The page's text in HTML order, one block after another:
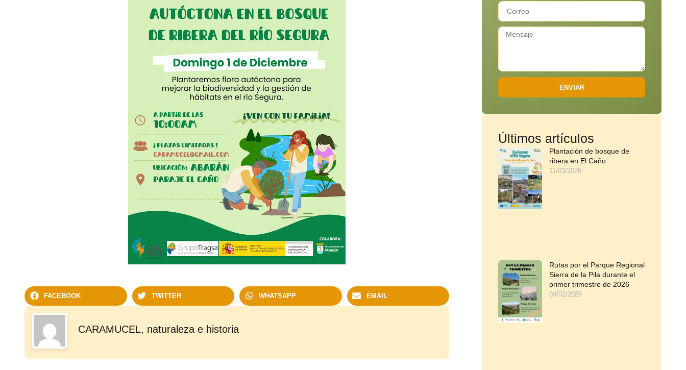
FACEBOOK TWITTER WHATSAPP EMAIL
CARAMUCEL, naturaleza e historia
ENVIAR
Últimos artículos
Plantación de bosque de
ribera en El Caño
11/03/2026
Rutas por el Parque Regional
Sierra de la Pila durante el
primer trimestre de 2026
04/02/2026